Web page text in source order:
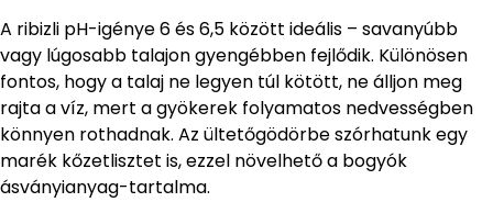
A ribizli pH-igénye 6 és 6,5 között ideális – savanyúbb
vagy lúgosabb talajon gyengébben fejlődik. Különösen
fontos, hogy a talaj ne legyen túl kötött, ne álljon meg
rajta a víz, mert a gyökerek folyamatos nedvességben
könnyen rothadnak. Az ültetőgödörbe szórhatunk egy
marék kőzetlisztet is, ezzel növelhető a bogyók
ásványianyag-tartalma.